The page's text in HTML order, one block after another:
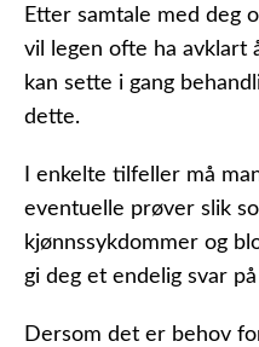
Etter samtale med deg
vil legen ofte ha avklart
kan sette i gang
dette.
I enkelte tilfeller må
eventuelle prøver slik
kjønnssykdommer og
gi deg et endelig svar
Dersom det er behov